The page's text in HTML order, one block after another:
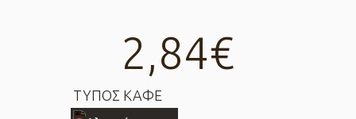
2,84€
ΤΥΠΟΣ ΚΑΦΕ